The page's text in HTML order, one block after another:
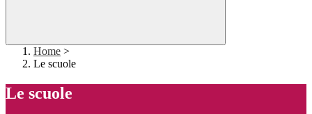
Home >
Le scuole
Le scuole